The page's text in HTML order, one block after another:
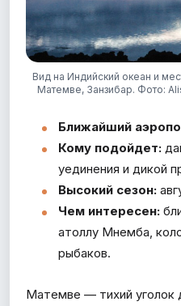
Вид на Индийский океан и
Матемве, Занзибар. Фото:
Ближайший
Кому подойдет:
уединения и дикой
Высокий сезон:
Чем интересен:
атоллу Мнемба,
рыбаков.
Матемве — тихий уголок